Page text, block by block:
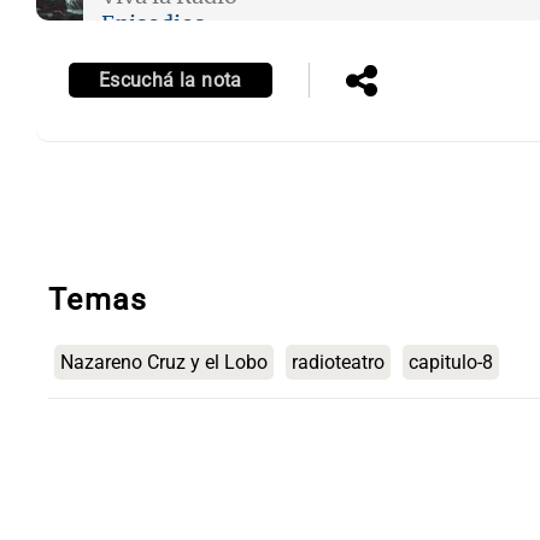
Episodios
Escuchá la nota
Temas
Nazareno Cruz y el Lobo radioteatro capitulo-8